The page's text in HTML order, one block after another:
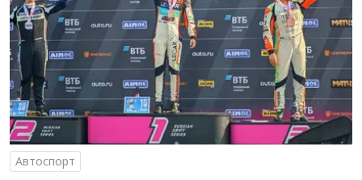
Автоспорт